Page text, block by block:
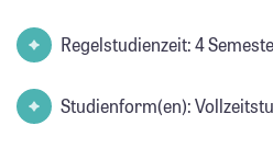
Regelstudienzeit: 4
Studienform(en):